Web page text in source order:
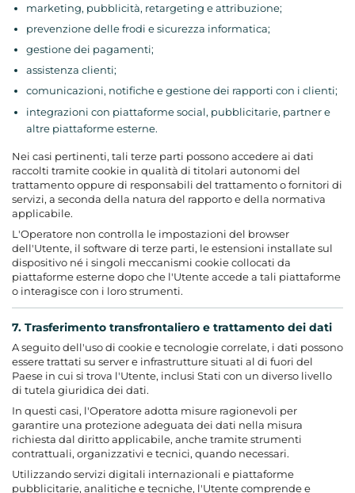
marketing, pubblicità, retargeting e attribuzione;
prevenzione delle frodi e sicurezza informatica;
gestione dei pagamenti;
assistenza clienti;
comunicazioni, notifiche e gestione dei rapporti con i clienti;
integrazioni con piattaforme social, pubblicitarie, partner e
altre piattaforme esterne.
Nei casi pertinenti, tali terze parti possono accedere ai dati
raccolti tramite cookie in qualità di titolari autonomi del
trattamento oppure di responsabili del trattamento o fornitori di
servizi, a seconda della natura del rapporto e della normativa
applicabile.
L'Operatore non controlla le impostazioni del browser
dell'Utente, il software di terze parti, le estensioni installate sul
dispositivo né i singoli meccanismi cookie collocati da
piattaforme esterne dopo che l'Utente accede a tali piattaforme
o interagisce con i loro strumenti.
7. Trasferimento transfrontaliero e trattamento dei dati
A seguito dell'uso di cookie e tecnologie correlate, i dati possono
essere trattati su server e infrastrutture situati al di fuori del
Paese in cui si trova l'Utente, inclusi Stati con un diverso livello
di tutela giuridica dei dati.
In questi casi, l'Operatore adotta misure ragionevoli per
garantire una protezione adeguata dei dati nella misura
richiesta dal diritto applicabile, anche tramite strumenti
contrattuali, organizzativi e tecnici, quando necessari.
Utilizzando servizi digitali internazionali e piattaforme
pubblicitarie, analitiche e tecniche, l'Utente comprende e